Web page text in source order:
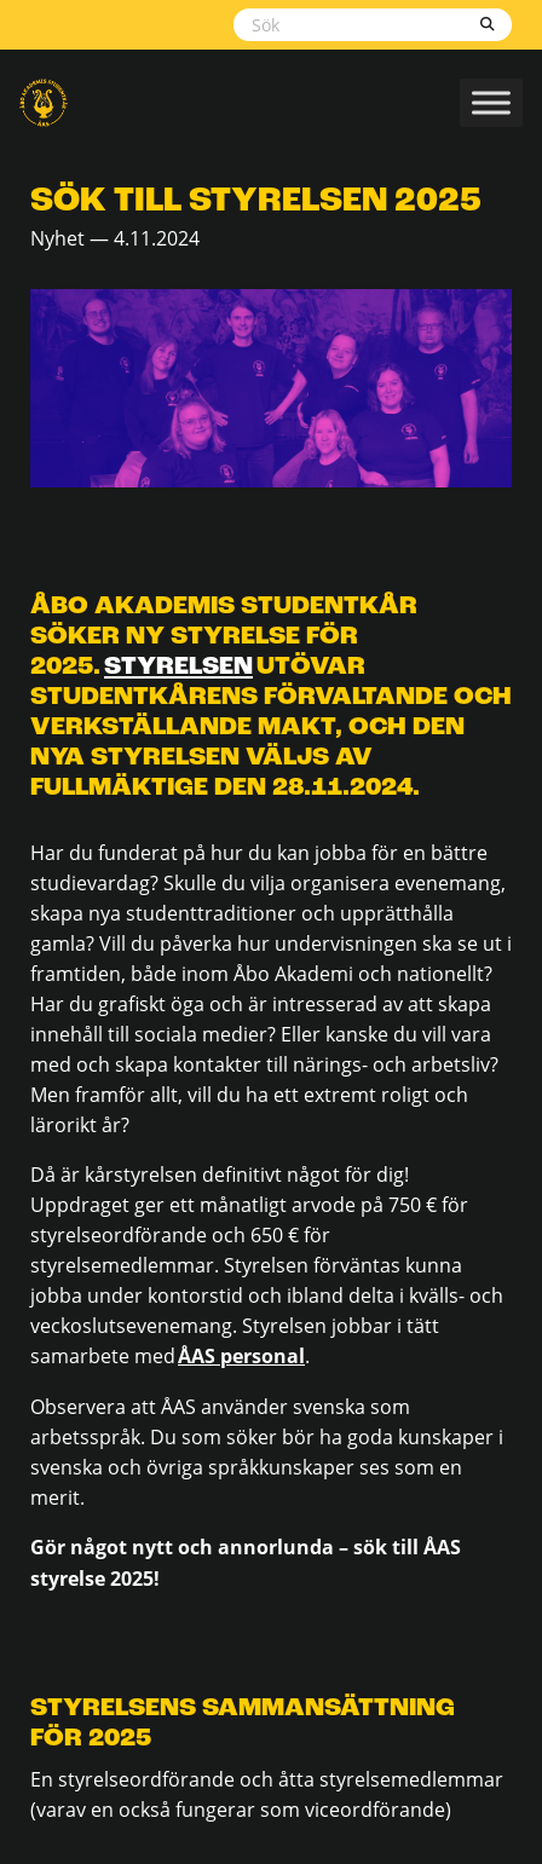
SÖK TILL STYRELSEN 2025
Nyhet — 4.11.2024
ÅBO AKADEMIS STUDENTKÅR
SÖKER NY STYRELSE FÖR
2025.STYRELSEN UTÖVAR
STUDENTKÅRENS FÖRVALTANDE OCH
VERKSTÄLLANDE MAKT, OCH DEN
NYA STYRELSEN VÄLJS AV
FULLMÄKTIGE DEN 28.11.2024.
Har du funderat på hur du kan jobba för en bättre
studievardag? Skulle du vilja organisera evenemang,
skapa nya studenttraditioner och upprätthålla
gamla? Vill du påverka hur undervisningen ska se ut i
framtiden, både inom Åbo Akademi och nationellt?
Har du grafiskt öga och är intresserad av att skapa
innehåll till sociala medier? Eller kanske du vill vara
med och skapa kontakter till närings- och arbetsliv?
Men framför allt, vill du ha ett extremt roligt och
lärorikt år?
Då är kårstyrelsen definitivt något för dig!
Uppdraget ger ett månatligt arvode på 750 € för
styrelseordförande och 650 € för
styrelsemedlemmar. Styrelsen förväntas kunna
jobba under kontorstid och ibland delta i kvälls- och
veckoslutsevenemang. Styrelsen jobbar i tätt
samarbete medÅAS personal.
Observera att ÅAS använder svenska som
arbetsspråk. Du som söker bör ha goda kunskaper i
svenska och övriga språkkunskaper ses som en
merit.
Gör något nytt och annorlunda – sök till ÅAS
styrelse 2025!
STYRELSENS SAMMANSÄTTNING
FÖR 2025
En styrelseordförande och åtta styrelsemedlemmar
(varav en också fungerar som viceordförande)